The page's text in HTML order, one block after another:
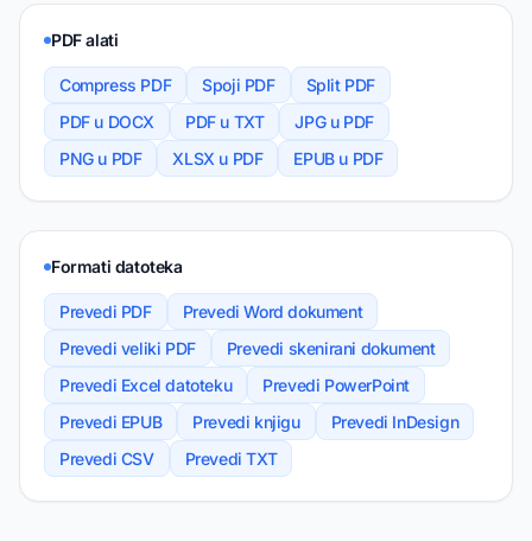
PDF alati
Compress PDF Spoji PDF
Split PDF
PDF u DOCX
PDF u TXT
JPG u PDF
PNG u PDF
XLSX u PDF EPUB u PDF
Formati datoteka
Prevedi PDF
Prevedi Word dokument
Prevedi veliki PDF
Prevedi skenirani dokument
Prevedi Excel datoteku
Prevedi PowerPoint
Prevedi EPUB
Prevedi knjigu
Prevedi InDesign
Prevedi CSV
Prevedi TXT